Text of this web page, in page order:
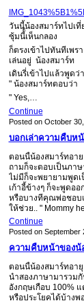
วันนี้น้องสมาร์ทไปเที่
ซุ้มนี้้เห็นกลอง
ก็ตรงเข้าไปทันทีเพ
เล่นอยู่ น้องสมาร์ท
เดินรี่เข้าไปแล้วพูดว่
" น้องสมาร์ทตอบว่า
" Yes,…
Continue
Posted on October
บอกเล่าความคืบห
ตอนนี้น้องสมาร์ทอา
ถามก็จะตอบเป็นภา
ไม่มีก็จะพยายามพูด
เก้าอี้ข้างๆ ก็จะพูดออ
หรือบางทีคุณพ่อชอบ
ให้ช่วย.. " Mommy
Continue
Posted on
ความคืบหน้าของน้
ตอนนี้น้องสมาร์ทอา
นำสองภาษามารวม
อังกฤษเกือบ 100%
หรือประโยคได้บ้าง